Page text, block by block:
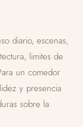
diario, escenas,
limites de
un comedor
y presencia
sobre la